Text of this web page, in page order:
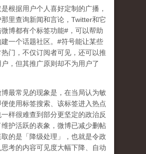
根据用户个人喜好定制的广播，
里查询新闻和言论， Twitter和它
博都有个标签功能# ，可以帮助
一个话题社区。 #符号能让某些
门，不仅订阅者可见，还可以推
，但其推广原则却不为用户了
最常见的现象是，在当局认为敏
使用标签搜索、该标签进入热点
样很难查到部分更坚定的政治反
护活跃的表象，微博已减少删帖
的是「降级处理」，也就是令政
考的内容可见度大幅下降、自动